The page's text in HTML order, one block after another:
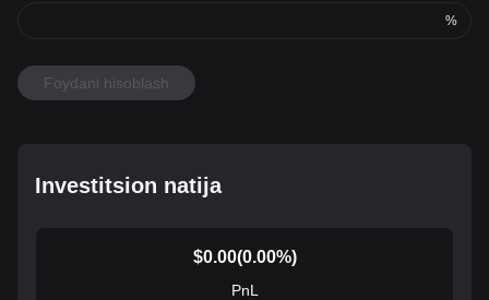
%
Foydani hisoblash
Investitsion natija
$0.00(0.00%)
PnL